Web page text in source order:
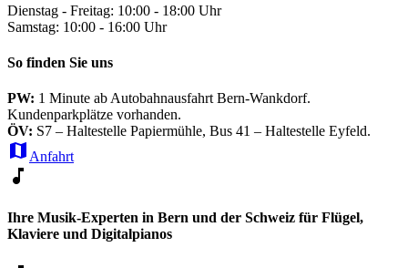
Dienstag - Freitag: 10:00 - 18:00 Uhr
Samstag: 10:00 - 16:00 Uhr
So finden Sie uns
PW: 1 Minute ab Autobahnausfahrt Bern-Wankdorf.
Kundenparkplätze vorhanden.
ÖV: S7 – Haltestelle Papiermühle, Bus 41 – Haltestelle Eyfeld.
map Anfahrt
music_note
Ihre Musik-Experten in Bern und der Schweiz für Flügel,
Klaviere und Digitalpianos